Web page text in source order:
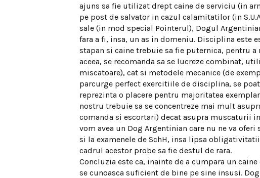
ajuns sa fie utilizat drept caine de serviciu (in
pe post de salvator in cazul calamitatilor (in
sale (in mod special Pointerul), Dogul
fara a fi, insa, un as in domeniu. Disciplina este
stapan si caine trebuie sa fie puternica, pentru
aceea, se recomanda sa se lucreze combinat,
miscatoare), cat si metodele mecanice (de
parcurge perfect exercitiile de disciplina, se
reprezinta o placere pentru majoritatea
nostru trebuie sa se concentreze mai mult
comanda si escortari) decat asupra muscaturii
vom avea un Dog Argentinian care nu ne va
si la examenele de SchH, insa lipsa
cadrul acestor probe sa fie destul de rara.
Concluzia este ca, inainte de a cumpara un
se cunoasca suficient de bine pe sine insusi.